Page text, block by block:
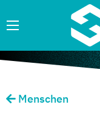
Menschen